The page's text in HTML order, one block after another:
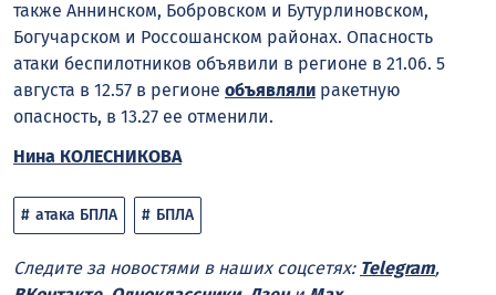
также Аннинском, Бобровском и Бутурлиновском,
Богучарском и Россошанском районах. Опасность
атаки беспилотников объявили в регионе в 21.06. 5
августа в 12.57 в регионе объявляли ракетную
опасность, в 13.27 ее отменили.
Нина КОЛЕСНИКОВА
атака БПЛА БПЛА
Следите за новостями в наших соцсетях: Telegram,